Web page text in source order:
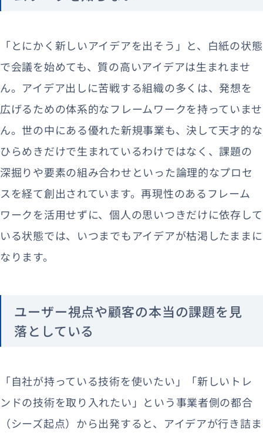
「とにかく新しいアイデアを出そう」と、白紙の状態
で会議を始めても、質の高いアイデアは生まれませ
ん。アイデア出しに苦戦する組織の多くは、発想を
広げるための体系的なフレームワークを持っていませ
ん。世の中にある優れた新規事業も、決して天才的な
ひらめきだけで生まれているわけではなく、課題の
深掘りや要素の組み合わせといった論理的なプロセ
スを経て創出されています。再現性のあるフレーム
ワークを活用せずに、個人の思いつきだけに依存して
いる状態では、いつまでもアイデアが枯渇したままに
なります。
ユーザー視点や顧客の本当の課題を見
落としている
「自社が持っている技術を使いたい」「新しいトレ
ンドの技術を取り入れたい」という事業者側の都合
（シーズ起点）から出発すると、アイデアが行き詰ま